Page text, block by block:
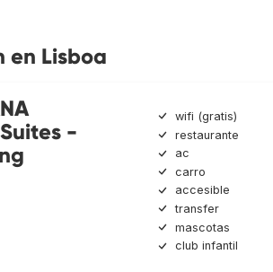
en Lisboa
-
wifi (gratis)
restaurante
ac
carro
accesible
transfer
mascotas
club infantil